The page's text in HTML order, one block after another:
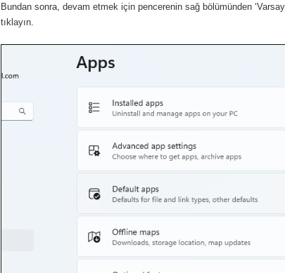
Bundan sonra, devam etmek için pencerenin sağ bölümünden
tıklayın.